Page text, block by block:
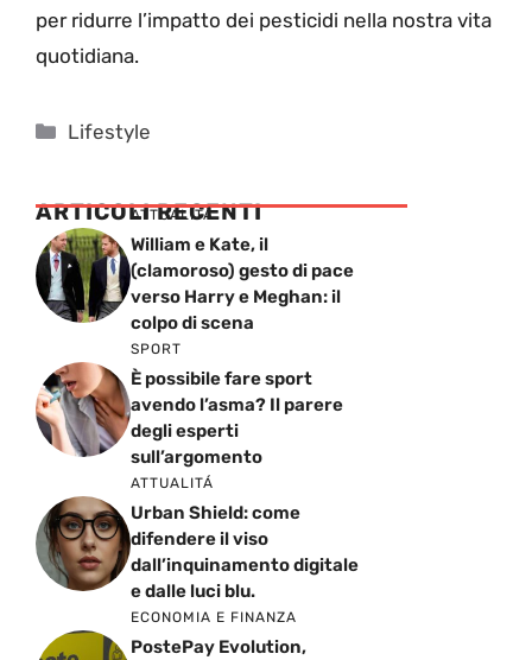
per ridurre l’impatto dei pesticidi nella nostra vita
quotidiana.
Categorie
Lifestyle
ARTICOLI RECENTI
ATTUALITÁ
William e Kate, il
(clamoroso) gesto di pace
verso Harry e Meghan: il
colpo di scena
SPORT
È possibile fare sport
avendo l’asma? Il parere
degli esperti
sull’argomento
ATTUALITÁ
Urban Shield: come
difendere il viso
dall’inquinamento digitale
e dalle luci blu.
ECONOMIA E FINANZA
PostePay Evolution,